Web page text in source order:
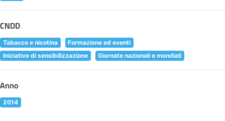
CNDD
Tabacco e nicotina
Formazione ed eventi
Iniziative di sensibilizzazione
Giornate nazionali e mondiali
Anno
2014